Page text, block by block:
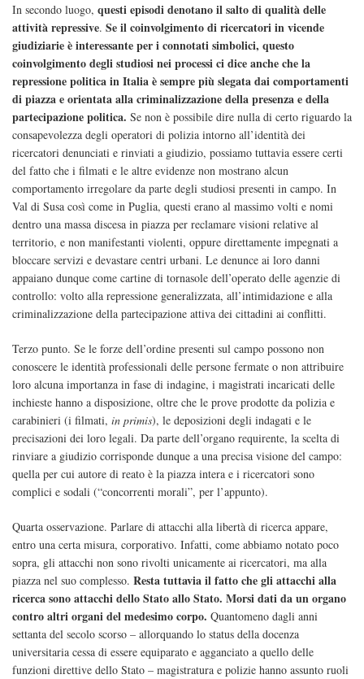
In secondo luogo, questi episodi denotano il salto di qualità delle
attività repressive. Se il coinvolgimento di ricercatori in vicende
giudiziarie è interessante per i connotati simbolici, questo
coinvolgimento degli studiosi nei processi ci dice anche che la
repressione politica in Italia è sempre più slegata dai comportamenti
di piazza e orientata alla criminalizzazione della presenza e della
partecipazione politica. Se non è possibile dire nulla di certo riguardo la
consapevolezza degli operatori di polizia intorno all’identità dei
ricercatori denunciati e rinviati a giudizio, possiamo tuttavia essere certi
del fatto che i filmati e le altre evidenze non mostrano alcun
comportamento irregolare da parte degli studiosi presenti in campo. In
Val di Susa così come in Puglia, questi erano al massimo volti e nomi
dentro una massa discesa in piazza per reclamare visioni relative al
territorio, e non manifestanti violenti, oppure direttamente impegnati a
bloccare servizi e devastare centri urbani. Le denunce ai loro danni
appaiano dunque come cartine di tornasole dell’operato delle agenzie di
controllo: volto alla repressione generalizzata, all’intimidazione e alla
criminalizzazione della partecipazione attiva dei cittadini ai conflitti.
Terzo punto. Se le forze dell’ordine presenti sul campo possono non
conoscere le identità professionali delle persone fermate o non attribuire
loro alcuna importanza in fase di indagine, i magistrati incaricati delle
inchieste hanno a disposizione, oltre che le prove prodotte da polizia e
carabinieri (i filmati, in primis), le deposizioni degli indagati e le
precisazioni dei loro legali. Da parte dell’organo requirente, la scelta di
rinviare a giudizio corrisponde dunque a una precisa visione del campo:
quella per cui autore di reato è la piazza intera e i ricercatori sono
complici e sodali (“concorrenti morali”, per l’appunto).
Quarta osservazione. Parlare di attacchi alla libertà di ricerca appare,
entro una certa misura, corporativo. Infatti, come abbiamo notato poco
sopra, gli attacchi non sono rivolti unicamente ai ricercatori, ma alla
piazza nel suo complesso. Resta tuttavia il fatto che gli attacchi alla
ricerca sono attacchi dello Stato allo Stato. Morsi dati da un organo
contro altri organi del medesimo corpo. Quantomeno dagli anni
settanta del secolo scorso – allorquando lo status della docenza
universitaria cessa di essere equiparato e agganciato a quello delle
funzioni direttive dello Stato – magistratura e polizie hanno assunto ruoli